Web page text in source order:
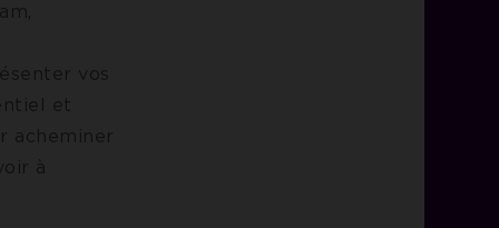
vos
et
acheminer
à